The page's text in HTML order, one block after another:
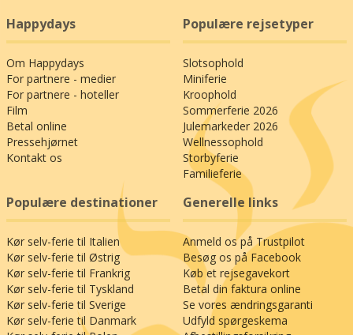
Happydays
Om Happydays
For partnere - medier
For partnere - hoteller
Film
Betal online
Pressehjørnet
Kontakt os
Populære rejsetyper
Slotsophold
Miniferie
Kroophold
Sommerferie 2026
Julemarkeder 2026
Wellnessophold
Storbyferie
Familieferie
Populære destinationer
Kør selv-ferie til Italien
Kør selv-ferie til Østrig
Kør selv-ferie til Frankrig
Kør selv-ferie til Tyskland
Kør selv-ferie til Sverige
Kør selv-ferie til Danmark
Generelle links
Anmeld os på Trustpilot
Besøg os på Facebook
Køb et rejsegavekort
Betal din faktura online
Se vores ændringsgaranti
Udfyld spørgeskema